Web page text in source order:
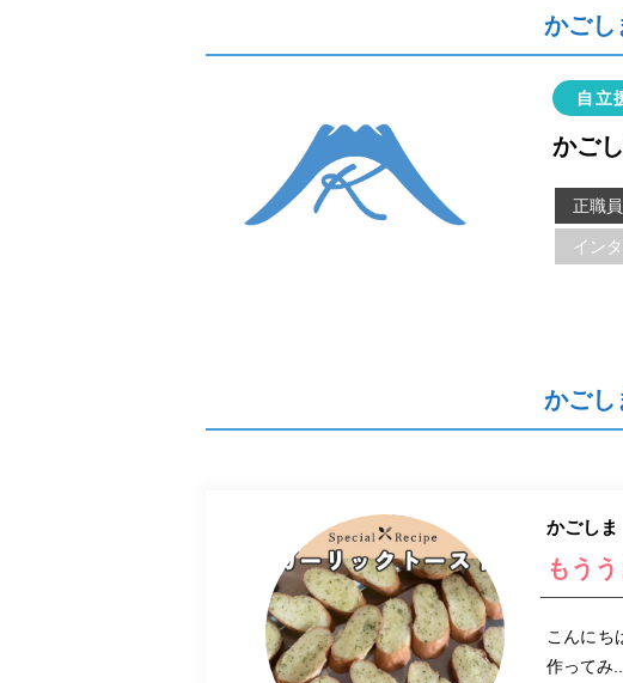
かごし
自立
かご
正職
イン
かごし
かごしま
もう
こんにち
作ってみ...